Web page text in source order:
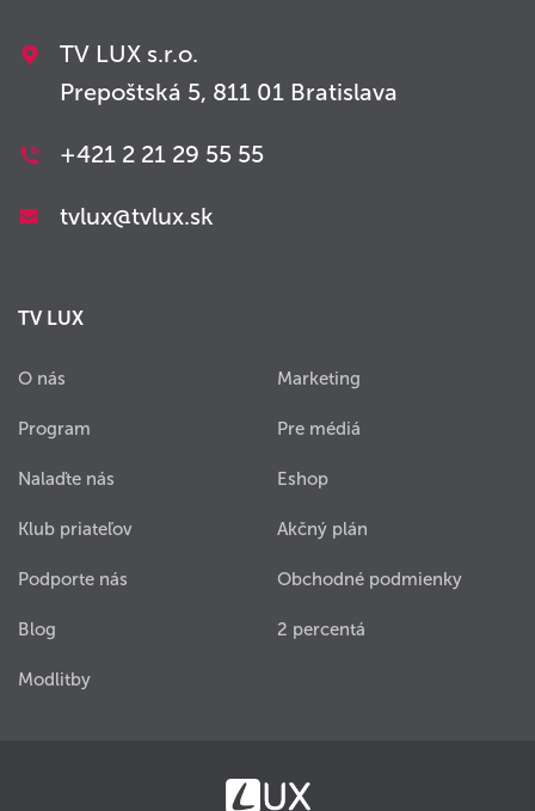
TV LUX s.r.o.
Prepoštská 5, 811 01 Bratislava
+421 2 21 29 55 55
tvlux@tvlux.sk
TV LUX
O nás
Program
Nalaďte nás
Klub priateľov
Podporte nás
Blog
Modlitby
Marketing
Pre médiá
Eshop
Akčný plán
Obchodné podmienky
2 percentá